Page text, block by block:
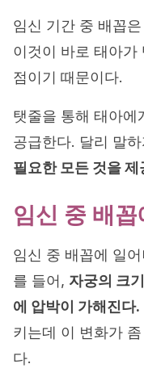
임신 기간 중 배꼽
이것이 바로 태아가
점이기 때문이다.
탯줄을 통해 태아에
공급한다. 달리 말
필요한 모든 것을
임신 중 배
임신 중 배꼽에 일
를 들어, 자궁의 크
에 압박이 가해진다.
키는데 이 변화가
다.